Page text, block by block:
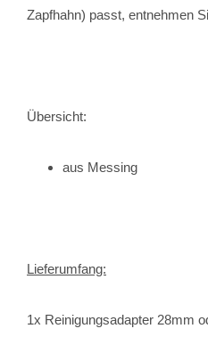
Zapfhahn) passt, entnehmen
Übersicht:
aus Messing
Lieferumfang:
1x Reinigungsadapter 28mm